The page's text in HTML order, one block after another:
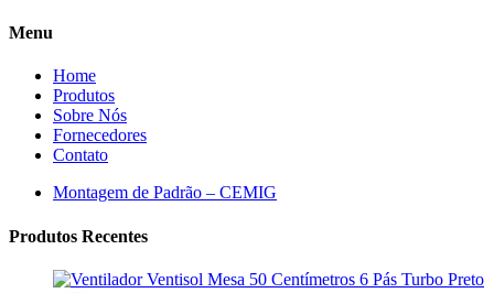
Menu
Home
Produtos
Sobre Nós
Fornecedores
Contato
Montagem de Padrão – CEMIG
Produtos Recentes